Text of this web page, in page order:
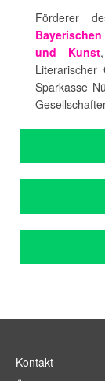
Förderer
und Kunst
Literarischer
Sparkasse
Institutionen
Preise &
Kontakt